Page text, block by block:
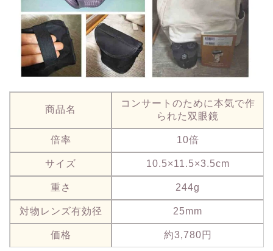
商品名
コンサートのために本気で作
られた双眼鏡
倍率 10倍
サイズ 10.5×11.5×3.5cm
重さ 244g
対物レンズ有効径 25mm
価格 約3,780円